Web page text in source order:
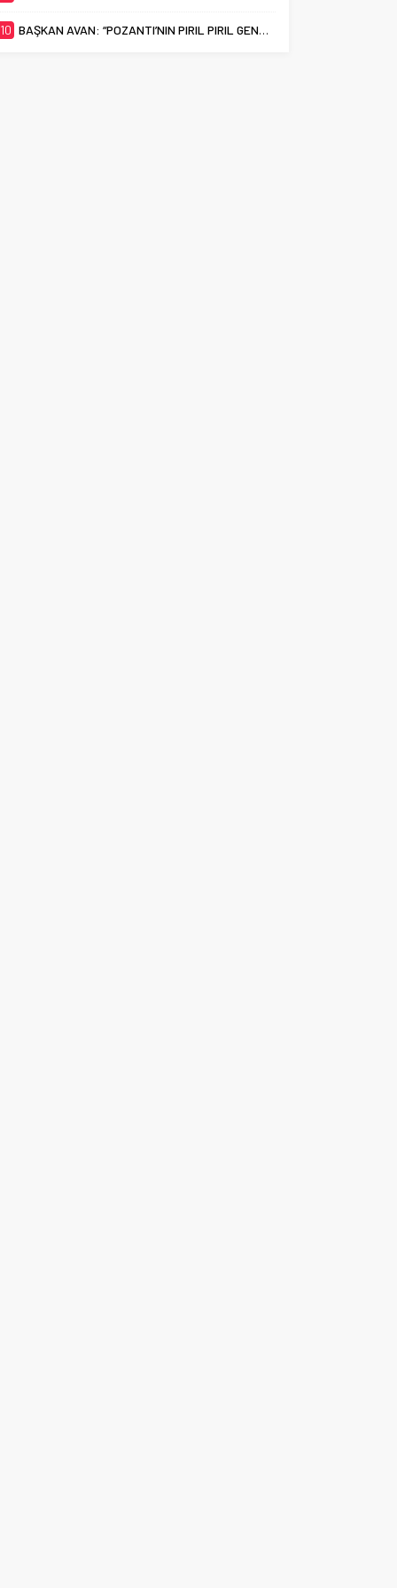
10 BAŞKAN AVAN: “POZANTI’NIN PIRIL PIRIL GENÇLERİ EN İYİ ÜNİVERSİTELERİ HAK EDİYOR”